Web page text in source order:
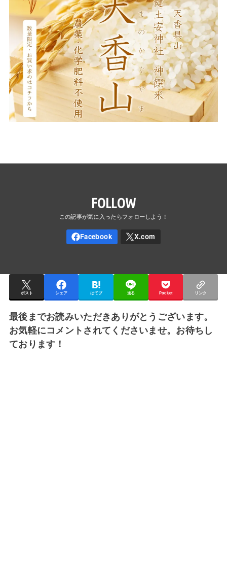
FOLLOW
ポスト シェア はてブ 送る Pocket リンク
最後までお読みいただきありがとうございます。
お気軽にコメントされてくださいませ。お待ちし
ております！